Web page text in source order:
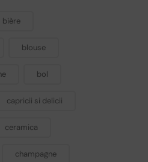
bière
blouse
bol
capricii si delicii
ceramica
champagne